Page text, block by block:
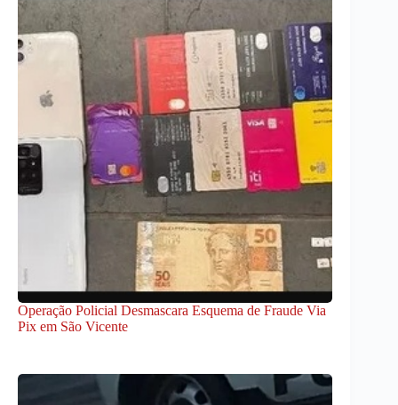
Operação Policial Desmascara Esquema de Fraude Via
Pix em São Vicente